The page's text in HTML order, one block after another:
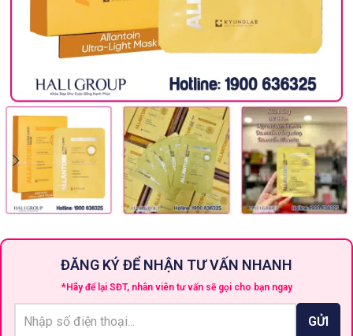
ĐĂNG KÝ ĐỂ NHẬN TƯ VẤN NHANH
*Hãy để lại SĐT, nhân viên tư vấn sẽ gọi cho bạn ngay